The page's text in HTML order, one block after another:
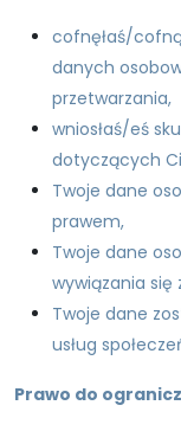
cofnęłaś/
danych
przetwarzania,
wniosłaś/eś
dotyczących
Twoje dane
prawem,
Twoje dane
wywiązania się
Twoje dane
usług
Prawo do